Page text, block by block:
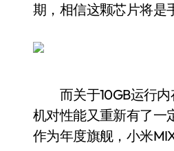
期，相信这颗芯片将是
而关于10GB运行内
机对性能又重新有了一
作为年度旗舰，小米